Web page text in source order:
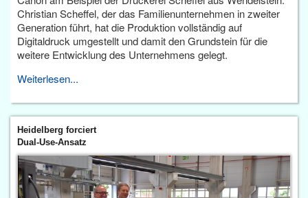
Christian Scheffel, der das Familienunternehmen in zweiter
Generation führt, hat die Produktion vollständig auf
Digitaldruck umgestellt und damit den Grundstein für die
weitere Entwicklung des Unternehmens gelegt.
Weiterlesen...
Heidelberg forciert
Dual-Use-Ansatz